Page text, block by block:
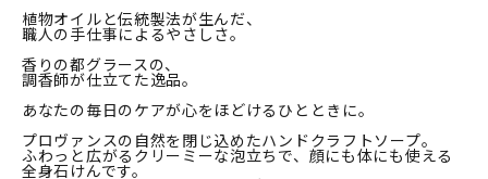
植物オイルと伝統製法が生んだ、
職人の手仕事によるやさしさ。
香りの都グラースの、
調香師が仕立てた逸品。
あなたの毎日のケアが心をほどけるひとときに。
プロヴァンスの自然を閉じ込めたハンドクラフトソープ。
ふわっと広がるクリーミーな泡立ちで、顔にも体にも使える
全身石けんです。